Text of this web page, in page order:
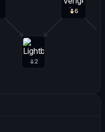
6
2